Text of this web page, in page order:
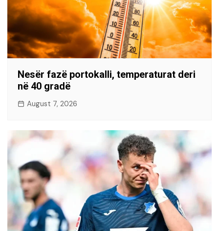
Nesër fazë portokalli, temperaturat deri
në 40 gradë
August 7, 2026